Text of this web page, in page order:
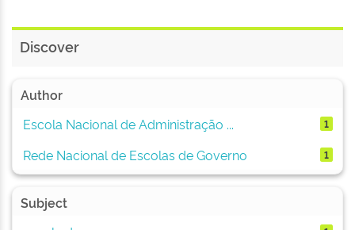
Discover
Author
Escola Nacional de Administração ...
1
Rede Nacional de Escolas de Governo 1
Subject